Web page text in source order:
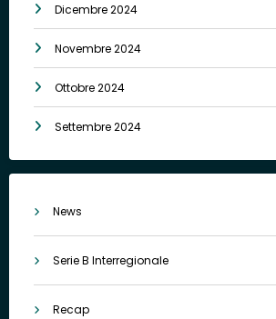
Dicembre 2024
Novembre 2024
Ottobre 2024
Settembre 2024
News
Serie B Interregionale
Recap